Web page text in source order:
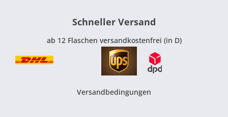
Schneller Versand
ab 12 Flaschen versandkostenfrei (in D)
Versandbedingungen